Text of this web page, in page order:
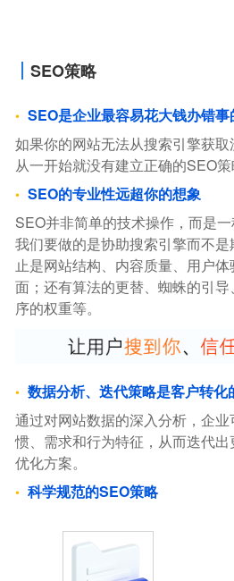
SEO策略
SEO是企业最容易花大钱办错事
如果你的网站无法从搜索引擎获取
从一开始就没有建立正确的SEO策
SEO的专业性远超你的想象
SEO并非简单的技术操作，而是一
我们要做的是协助搜索引擎而不
止是网站结构、内容质量、用户
面；还有算法的更替、蜘蛛的引
序的权重等。
数据分析、迭代策略是客户转化
通过对网站数据的深入分析，企
惯、需求和行为特征，从而迭代
优化方案。
科学规范的SEO策略